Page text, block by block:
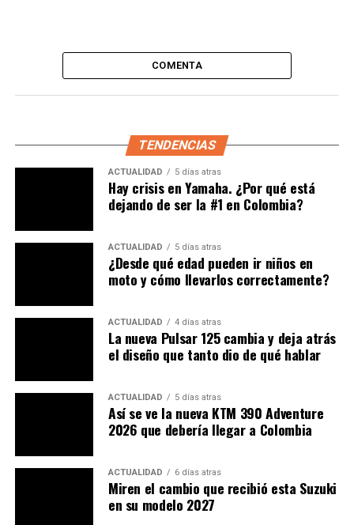
tardan 45 minutos en cargarla al 80%.
Tecnologías refinadas
El motor de imanes permanentes, refrigerado por
líquido, está ubicado detrás de la batería e
scooter por medio de una transmisión final por
. En la versión «full power» tiene una potencia
máxima de 31 kW / 42 Hp, aunque para Colombia indica
que declara 20 Hp como potencia nominal; por otra
parte, tiene un vigoroso par motor de 62 Nm que se
encuentra disponible en todo el rango de entrega de
potencia. La velocidad máxima es de 120 km/h.
COMENTA
TENDENCIAS
ACTUALIDAD 5 días atras
Hay crisis en Yamaha. ¿Por qué está
dejando de ser la #1 en Colombia?
ACTUALIDAD 5 días atras
¿Desde qué edad pueden ir niños en
moto y cómo llevarlos correctamente?
ACTUALIDAD 4 días atras
La nueva Pulsar 125 cambia y deja atrás
el diseño que tanto dio de qué hablar
ACTUALIDAD 5 días atras
Así se ve la nueva KTM 390 Adventure
2026 que debería llegar a Colombia
ACTUALIDAD 6 días atras
Miren el cambio que recibió esta Suzuki
en su modelo 2027